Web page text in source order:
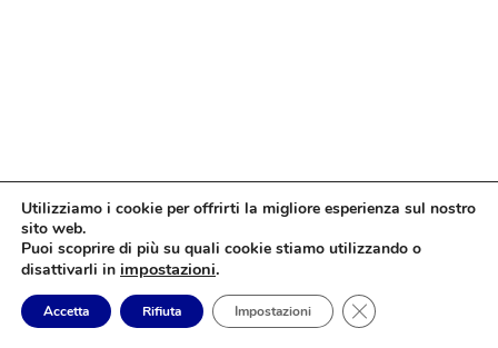
Utilizziamo i cookie per offrirti la migliore esperienza sul nostro
sito web.
Puoi scoprire di più su quali cookie stiamo utilizzando o
disattivarli in impostazioni.
Accetta Rifiuta Impostazioni Close GDPR